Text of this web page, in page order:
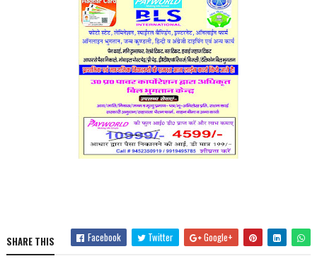
SHARE THIS Facebook Twitter Google+